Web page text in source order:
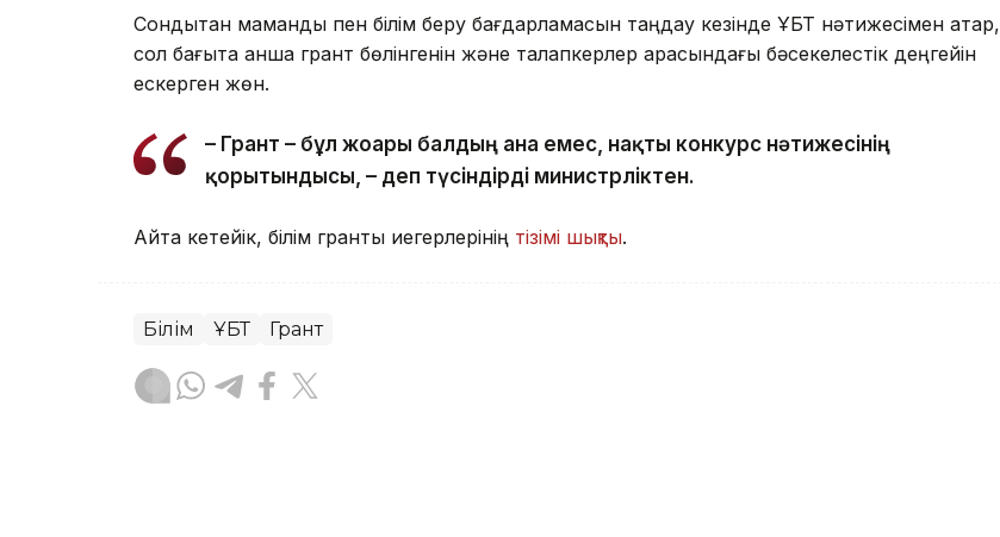
Сондықтан мамандық пен білім беру бағдарламасын таңдау кезінде ҰБТ нәтижесімен қатар,
сол бағытқа қанша грант бөлінгенін және талапкерлер арасындағы бәсекелестік деңгейін
ескерген жөн.
– Грант – бұл жоғары балдың ғана емес, нақты конкурс нәтижесінің
қорытындысы, – деп түсіндірді министрліктен.
Айта кетейік, білім гранты иегерлерінің тізімі шықты.
Білім ҰБТ Грант